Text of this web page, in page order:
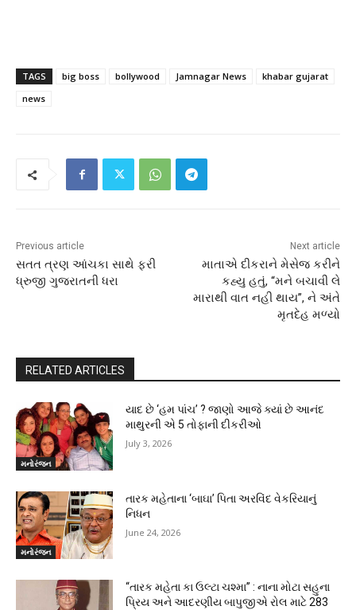
TAGS big boss bollywood Jamnagar News
khabar gujarat
news
Previous article
સતત ત્રણ આંચકા સાથે ફરી
ધ્રુજી ગુજરાતની ધરા
Next article
માતાએ દીકરાને મેસેજ કરીને
કહ્યુ હતું, “મને બચાવી લે
મારાથી વાત નહી થાય”, ને અંતે
મૃતદેહ મળ્યો
RELATED ARTICLES
મનોરંજન
યાદ છે ‘હમ પાંચ’ ? જાણો આજે ક્યાં છે આનંદ
માથુરની એ 5 તોફાની દીકરીઓ
July 3, 2026
મનોરંજન
તારક મહેતાના ‘બાઘા’ પિતા અરવિંદ વેકરિયાનું
નિધન
June 24, 2026
“તારક મહેતા કા ઉલ્ટા ચશ્મા” : નાના મોટા સહુના
પ્રિય અને આદરણીય બાપુજીએ રોલ માટે 283